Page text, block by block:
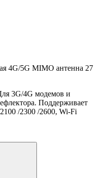
4G/5G MIMO антенна 27
3G/4G модемов и
Поддерживает
/2300 /2600, Wi-Fi